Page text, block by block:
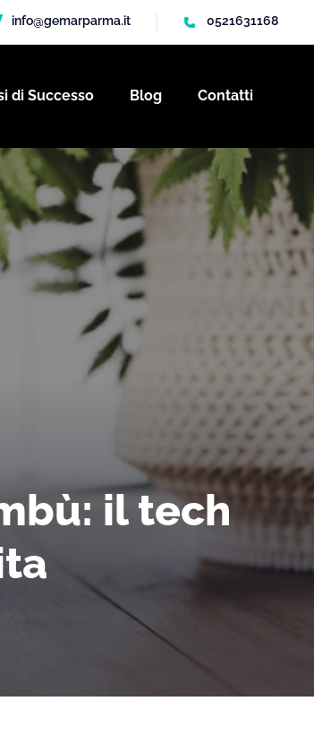
info@gemarparma.it 0521631168
di Successo Blog Contatti
il tech